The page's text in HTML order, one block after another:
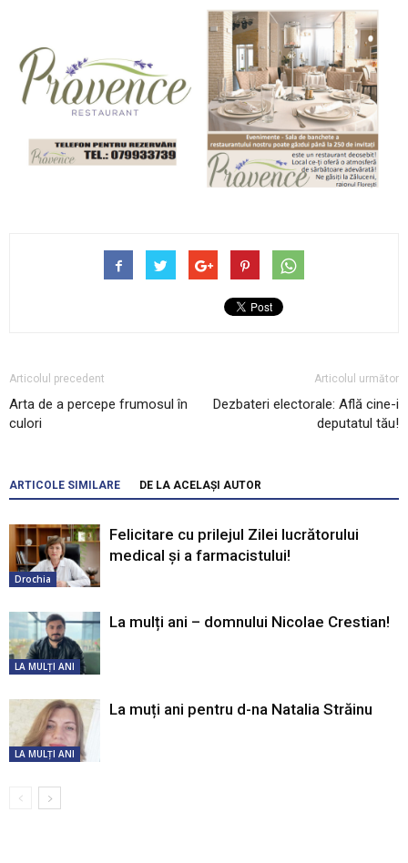
Articolul precedent
Arta de a percepe frumosul în
culori
Articolul următor
Dezbateri electorale: Află cine-i
deputatul tău!
ARTICOLE SIMILARE DE LA ACELAȘI AUTOR
Drochia
Felicitare cu prilejul Zilei lucrătorului
medical și a farmacistului!
LA MULŢI ANI
La mulți ani – domnului Nicolae Crestian!
LA MULŢI ANI
La muți ani pentru d-na Natalia Străinu